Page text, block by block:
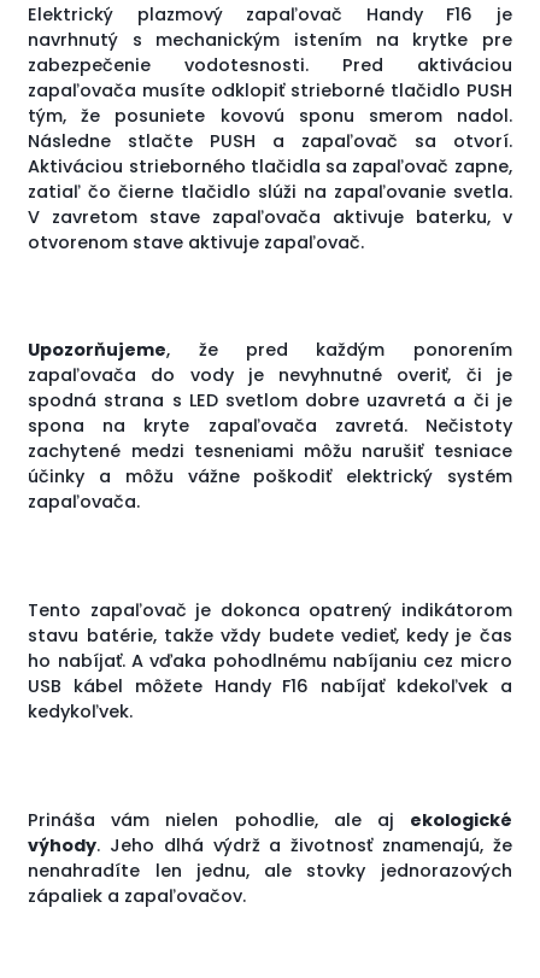
Elektrický plazmový zapaľovač Handy F16 je
navrhnutý s mechanickým istením na krytke pre
zabezpečenie vodotesnosti. Pred aktiváciou
zapaľovača musíte odklopiť strieborné tlačidlo PUSH
tým, že posuniete kovovú sponu smerom nadol.
Následne stlačte PUSH a zapaľovač sa otvorí.
Aktiváciou strieborného tlačidla sa zapaľovač zapne,
zatiaľ čo čierne tlačidlo slúži na zapaľovanie svetla.
V zavretom stave zapaľovača aktivuje baterku, v
otvorenom stave aktivuje zapaľovač.
Upozorňujeme, že pred každým ponorením
zapaľovača do vody je nevyhnutné overiť, či je
spodná strana s LED svetlom dobre uzavretá a či je
spona na kryte zapaľovača zavretá. Nečistoty
zachytené medzi tesneniami môžu narušiť tesniace
účinky a môžu vážne poškodiť elektrický systém
zapaľovača.
Tento zapaľovač je dokonca opatrený indikátorom
stavu batérie, takže vždy budete vedieť, kedy je čas
ho nabíjať. A vďaka pohodlnému nabíjaniu cez micro
USB kábel môžete Handy F16 nabíjať kdekoľvek a
kedykoľvek.
Prináša vám nielen pohodlie, ale aj
ekologické
výhody. Jeho dlhá výdrž a životnosť znamenajú, že
nenahradíte len jednu, ale stovky jednorazových
zápaliek a zapaľovačov.